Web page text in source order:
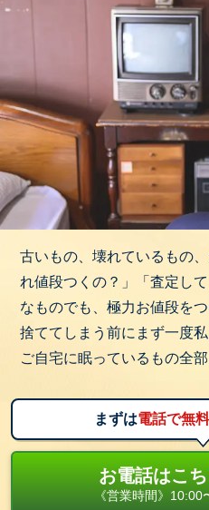
古いもの、壊れているもの
れ値段つくの？」「査定し
なものでも、極力お値段を
捨ててしまう前にまず一度
ご自宅に眠っているもの全
まずは電話で無
お電話はこ
《営業時間》